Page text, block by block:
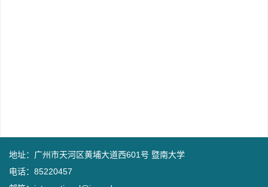
地址：广州市天河区黄埔大道西601号 暨南大学
电话：85220457